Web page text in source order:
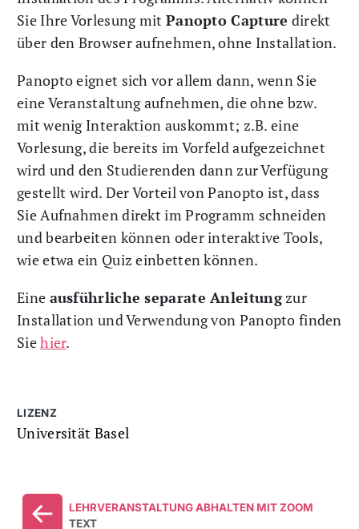
Sie Ihre Vorlesung mit Panopto Capture direkt
über den Browser aufnehmen, ohne Installation.
Panopto eignet sich vor allem dann, wenn Sie
eine Veranstaltung aufnehmen, die ohne bzw.
mit wenig Interaktion auskommt; z.B. eine
Vorlesung, die bereits im Vorfeld aufgezeichnet
wird und den Studierenden dann zur Verfügung
gestellt wird. Der Vorteil von Panopto ist, dass
Sie Aufnahmen direkt im Programm schneiden
und bearbeiten können oder interaktive Tools,
wie etwa ein Quiz einbetten können.
Eine ausführliche separate Anleitungzur
Installation und Verwendung von Panopto finden
Siehier.
LIZENZ
Universität Basel
LEHRVERANSTALTUNG ABHALTEN MIT ZOOM
TEXT